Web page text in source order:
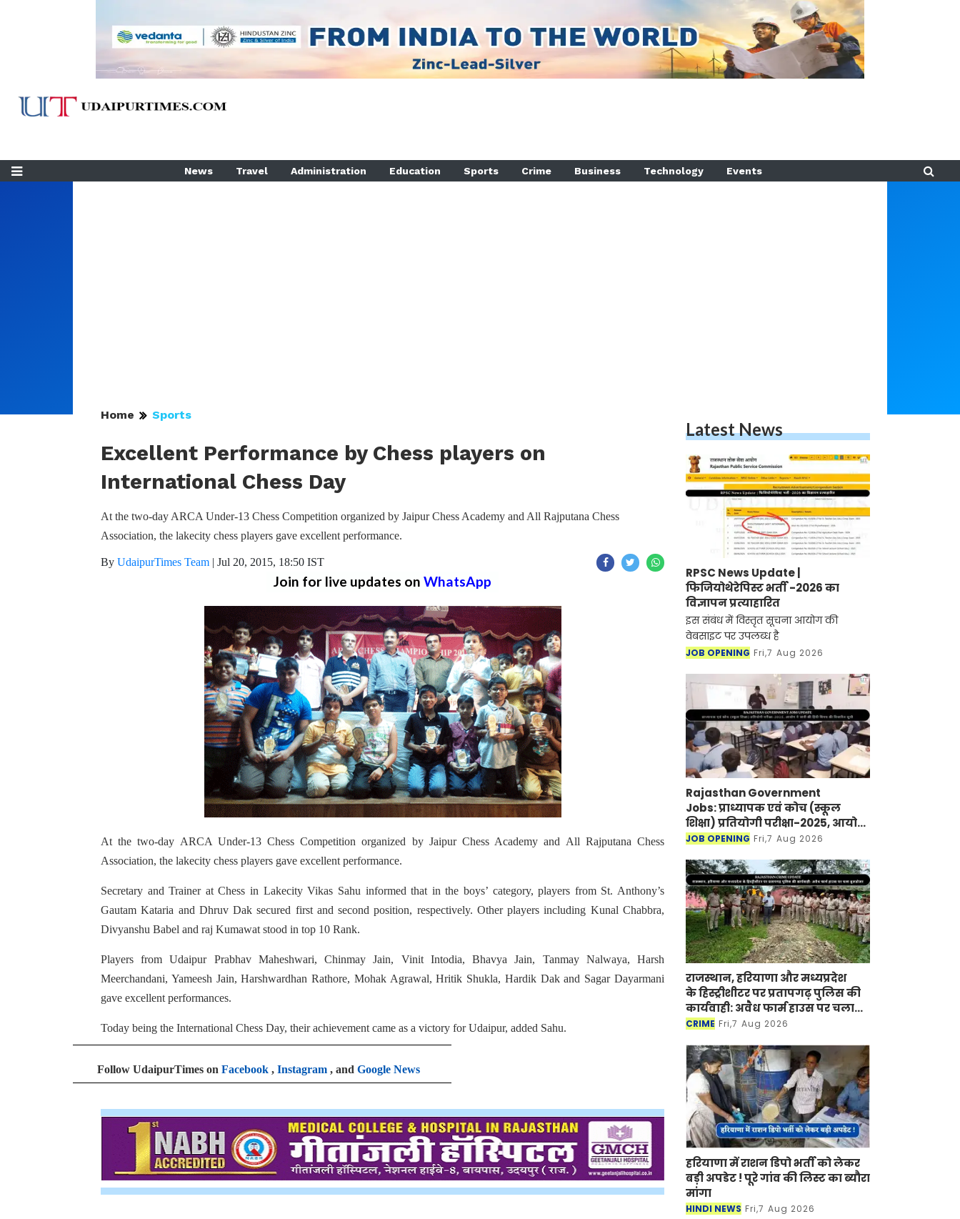
News Travel Administration Education Sports Crime Business Technology Events
Home Sports
Excellent Performance by Chess players on
International Chess Day
At the two-day ARCA Under-13 Chess Competition organized by Jaipur Chess Academy and All Rajputana Chess
Association, the lakecity chess players gave excellent performance.
By UdaipurTimes Team | Jul 20, 2015, 18:50 IST
Join for live updates on WhatsApp
At the two-day ARCA Under-13 Chess Competition organized by Jaipur Chess Academy and All Rajputana Chess
Association, the lakecity chess players gave excellent performance.
Secretary and Trainer at Chess in Lakecity Vikas Sahu informed that in the boys’ category, players from St. Anthony’s
Gautam Kataria and Dhruv Dak secured first and second position, respectively. Other players including Kunal Chabbra,
Divyanshu Babel and raj Kumawat stood in top 10 Rank.
Players from Udaipur Prabhav Maheshwari, Chinmay Jain, Vinit Intodia, Bhavya Jain, Tanmay Nalwaya, Harsh
Meerchandani, Yameesh Jain, Harshwardhan Rathore, Mohak Agrawal, Hritik Shukla, Hardik Dak and Sagar Dayarmani
gave excellent performances.
Today being the International Chess Day, their achievement came as a victory for Udaipur, added Sahu.
Follow UdaipurTimes on Facebook , Instagram , and Google News
Latest News
RPSC News Update |
फिजियोथेरेपिस्ट भर्ती -2026 का
विज्ञापन प्रत्याहारित
इस संबंध में विस्तृत सूचना आयोग की
वेबसाइट पर उपलब्ध है
JOB OPENING Fri,7 Aug 2026
Rajasthan Government
Jobs: प्राध्यापक एवं कोच (स्कूल
शिक्षा) प्रतियोगी परीक्षा-2025, आयोग
ने जारी की हिंदी विषय की विचारित
JOB OPENING Fri,7 Aug 2026
राजस्थान, हरियाणा और मध्यप्रदेश
के हिस्ट्रीशीटर पर प्रतापगढ़ पुलिस की
कार्यवाही: अवैध फार्म हाउस पर चला
बुलडोजर
CRIME Fri,7 Aug 2026
हरियाणा में राशन डिपो भर्ती को लेकर
बड़ी अपडेट ! पूरे गांव की लिस्ट का ब्यौरा
मांगा
HINDI NEWS Fri,7 Aug 2026